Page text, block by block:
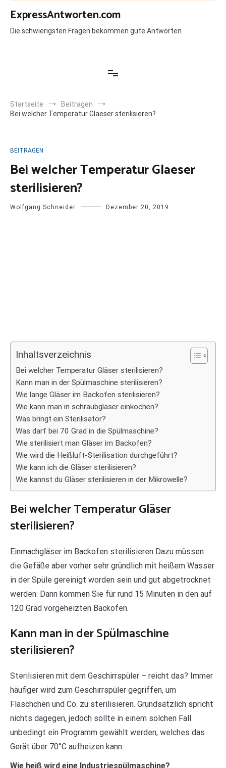
Zum
Inhalt
springen
ExpressAntworten.com
Die schwierigsten Fragen bekommen gute Antworten
Startseite
Beitragen
Bei welcher Temperatur Glaeser sterilisieren?
BEITRAGEN
Bei welcher Temperatur Glaeser
sterilisieren?
Wolfgang Schneider Dezember 20, 2019
Inhaltsverzeichnis
Bei welcher Temperatur Gläser sterilisieren?
Kann man in der Spülmaschine sterilisieren?
Wie lange Gläser im Backofen sterilisieren?
Wie kann man in schraubgläser einkochen?
Was bringt ein Sterilisator?
Was darf bei 70 Grad in die Spülmaschine?
Wie sterilisiert man Gläser im Backofen?
Wie wird die Heißluft-Sterilisation durchgeführt?
Wie kann ich die Gläser sterilisieren?
Wie kannst du Gläser sterilisieren in der Mikrowelle?
Bei welcher Temperatur Gläser
sterilisieren?
Einmachgläser im Backofen sterilisieren Dazu müssen
die Gefäße aber vorher sehr gründlich mit heißem Wasser
in der Spüle gereinigt worden sein und gut abgetrocknet
werden. Dann kommen Sie für rund 15 Minuten in den auf
120 Grad vorgeheizten Backofen.
Kann man in der Spülmaschine
sterilisieren?
Sterilisieren mit dem Geschirrspüler – reicht das? Immer
häufiger wird zum Geschirrspüler gegriffen, um
Fläschchen und Co. zu sterilisieren. Grundsätzlich spricht
nichts dagegen, jedoch sollte in einem solchen Fall
unbedingt ein Programm gewählt werden, welches das
Gerät über 70°C aufheizen kann.
Wie heiß wird eine Industriespülmaschine?